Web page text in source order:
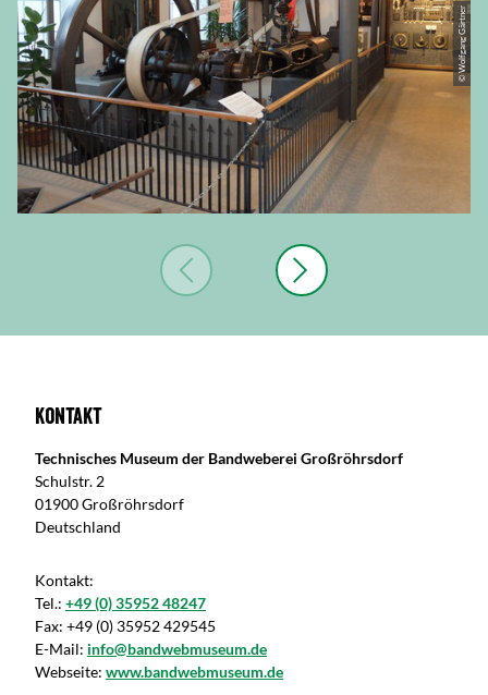
© Wolfgang Gärtner
Kontakt
Technisches Museum der Bandweberei Großröhrsdorf
Schulstr. 2
01900 Großröhrsdorf
Deutschland
Kontakt:
Tel.: +49 (0) 35952 48247
Fax: +49 (0) 35952 429545
E-Mail: info@bandwebmuseum.de
Webseite: www.bandwebmuseum.de